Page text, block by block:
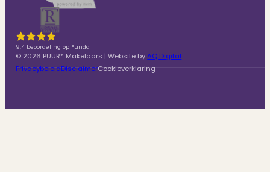
9.4 beoordeling op Funda
© 2026 PUUR* Makelaars | Website byAQ Digital
PrivacybeleidDisclaimerCookieverklaring